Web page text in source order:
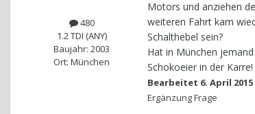
480
1.2 TDI (ANY)
Baujahr: 2003
Ort: München
Motors und anziehen
weiteren Fahrt kam
Schalthebel sein?
Hat in München
Schokoeier in der Karre!
Bearbeitet 6. April 2015
Ergänzung Frage